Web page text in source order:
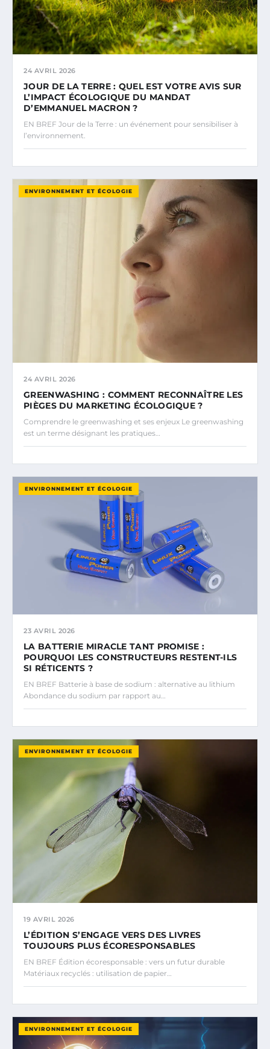
24 AVRIL 2026
JOUR DE LA TERRE : QUEL EST VOTRE AVIS SUR
L’IMPACT ÉCOLOGIQUE DU MANDAT
D’EMMANUEL MACRON ?
EN BREF Jour de la Terre : un événement pour sensibiliser à
l’environnement.
ENVIRONNEMENT ET ÉCOLOGIE
24 AVRIL 2026
GREENWASHING : COMMENT RECONNAÎTRE LES
PIÈGES DU MARKETING ÉCOLOGIQUE ?
Comprendre le greenwashing et ses enjeux Le greenwashing
est un terme désignant les pratiques…
ENVIRONNEMENT ET ÉCOLOGIE
23 AVRIL 2026
LA BATTERIE MIRACLE TANT PROMISE :
POURQUOI LES CONSTRUCTEURS RESTENT-ILS
SI RÉTICENTS ?
EN BREF Batterie à base de sodium : alternative au lithium
Abondance du sodium par rapport au…
ENVIRONNEMENT ET ÉCOLOGIE
19 AVRIL 2026
L’ÉDITION S’ENGAGE VERS DES LIVRES
TOUJOURS PLUS ÉCORESPONSABLES
EN BREF Édition écoresponsable : vers un futur durable
Matériaux recyclés : utilisation de papier…
ENVIRONNEMENT ET ÉCOLOGIE